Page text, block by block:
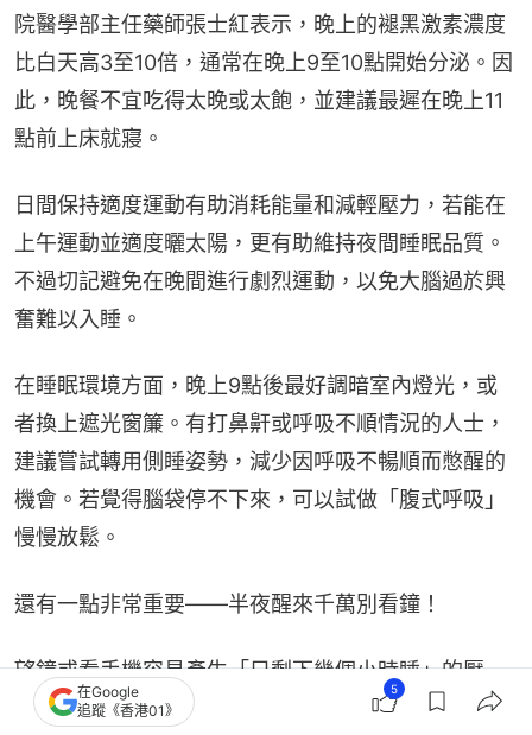
院醫學部主任藥師張士紅表示，晚上的褪黑激素濃度
比白天高3至10倍，通常在晚上9至10點開始分泌。因
此，晚餐不宜吃得太晚或太飽，並建議最遲在晚上11
點前上床就寢。
日間保持適度運動有助消耗能量和減輕壓力，若能在
上午運動並適度曬太陽，更有助維持夜間睡眠品質。
不過切記避免在晚間進行劇烈運動，以免大腦過於興
奮難以入睡。
在睡眠環境方面，晚上9點後最好調暗室內燈光，或
者換上遮光窗簾。有打鼻鼾或呼吸不順情況的人士，
建議嘗試轉用側睡姿勢，減少因呼吸不暢順而憋醒的
機會。若覺得腦袋停不下來，可以試做「腹式呼吸」
慢慢放鬆。
還有一點非常重要——半夜醒來千萬別看鐘！
望鐘或看手機容易產生「只剩下幾個小時睡」的壓
力，造成心理暗示性失眠。建議睡房內只使用靜音時
在Google
追蹤《香港01》
5